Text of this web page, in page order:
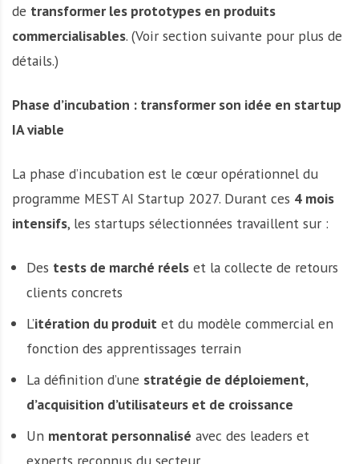
de transformer les prototypes en produits
commercialisables. (Voir section suivante pour plus de
détails.)
Phase d’incubation : transformer son idée en startup
IA viable
La phase d’incubation est le cœur opérationnel du
programme MEST AI Startup 2027. Durant ces 4 mois
intensifs, les startups sélectionnées travaillent sur :
Des tests de marché réelset la collecte de retours
clients concrets
L’itération du produitet du modèle commercial en
fonction des apprentissages terrain
La définition d’une stratégie de déploiement,
d’acquisition d’utilisateurs et de croissance
Un mentorat personnalisé avec des leaders et
experts reconnus du secteur